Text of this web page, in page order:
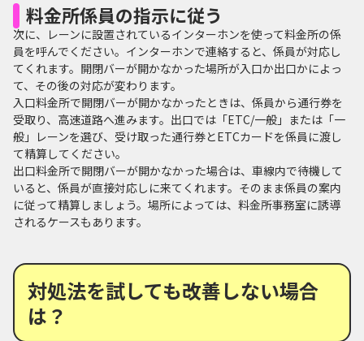
料金所係員の指示に従う
次に、レーンに設置されているインターホンを使って料金所の係
員を呼んでください。インターホンで連絡すると、係員が対応し
てくれます。開閉バーが開かなかった場所が入口か出口かによっ
て、その後の対応が変わります。
入口料金所で開閉バーが開かなかったときは、係員から通行券を
受取り、高速道路へ進みます。出口では「ETC/一般」または「一
般」レーンを選び、受け取った通行券とETCカードを係員に渡し
て精算してください。
出口料金所で開閉バーが開かなかった場合は、車線内で待機して
いると、係員が直接対応しに来てくれます。そのまま係員の案内
に従って精算しましょう。場所によっては、料金所事務室に誘導
されるケースもあります。
対処法を試しても改善しない場合
は？